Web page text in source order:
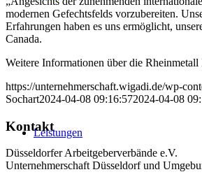
Leistungen
modernen Gefechtsfelds vorzubereiten.
Erfahrungen haben es uns ermöglicht,
Canada.
Weitere Informationen über die
https://unternehmerschaft.wigadi.de/wp-
Sochart2024-04-08 09:16:572024-04-08
Kontakt
Düsseldorfer Arbeitgeberverbände e.V.
Unternehmerschaft Düsseldorf und